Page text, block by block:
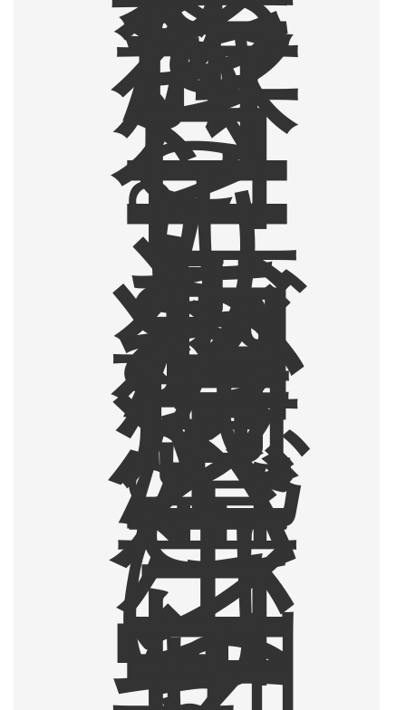
行
好
き
。
コ
ー
ヒ
ー
よ
り
も
お
酒
が
得
意
。
泡
盛
と
バ
ー
ボ
ン
は
コ
ー
ヒ